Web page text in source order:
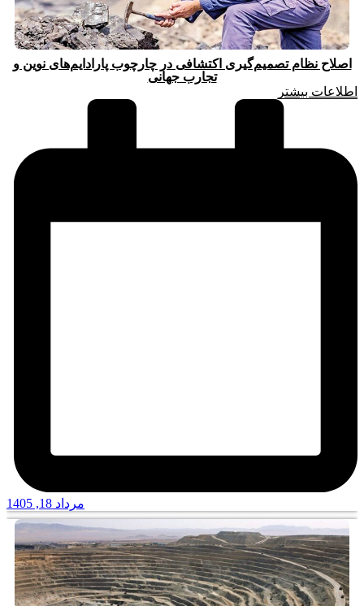
اصلاح نظام تصمیم‌گیری اکتشافی در چارچوب پارادایم‌های نوین و
تجارب جهانی
اطلاعات بیشتر
مرداد 18, 1405